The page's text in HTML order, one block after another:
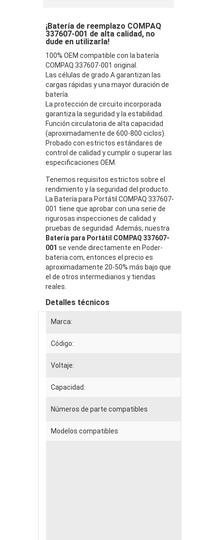
¡Batería de reemplazo COMPAQ
337607-001 de alta calidad, no
dude en utilizarla!
100% OEM compatible con la batería
COMPAQ 337607-001 original.
Las células de grado A garantizan las
cargas rápidas y una mayor duración de
batería.
La protección de circuito incorporada
garantiza la seguridad y la estabilidad.
Función circulatoria de alta capacidad
(aproximadamente de 600-800 ciclos).
Probado con estrictos estándares de
control de calidad y cumplir o superar las
especificaciones OEM.
Tenemos requisitos estrictos sobre el
rendimiento y la seguridad del producto.
La Batería para Portátil COMPAQ 337607-
001 tiene que aprobar con una serie de
rigurosas inspecciones de calidad y
pruebas de seguridad. Además, nuestra
Batería para Portátil COMPAQ 337607-
001 se vende directamente en Poder-
bateria.com, entonces el precio es
aproximadamente 20-50% más bajo que
el de otros intermediarios y tiendas
reales.
Detalles técnicos
Marca:
Código:
Voltaje:
Capacidad:
Números de parte compatibles
Modelos compatibles